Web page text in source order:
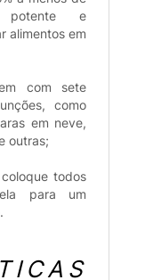
potente e
alimentos em
com sete
como
em neve,
outras;
todos
para um